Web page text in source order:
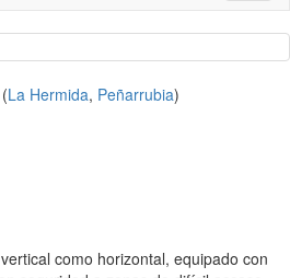
(La Hermida, Peñarrubia)
como horizontal, equipado con